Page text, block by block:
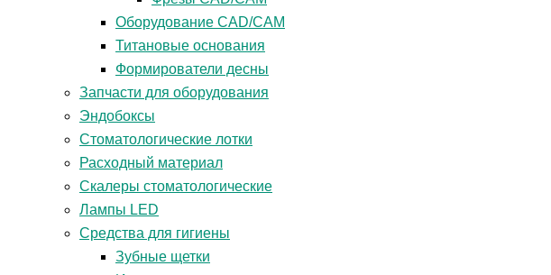
Оборудование CAD/CAM
Титановые основания
Формирователи десны
Запчасти для оборудования
Эндобоксы
Стоматологические лотки
Расходный материал
Скалеры стоматологические
Лампы LED
Средства для гигиены
Зубные щетки